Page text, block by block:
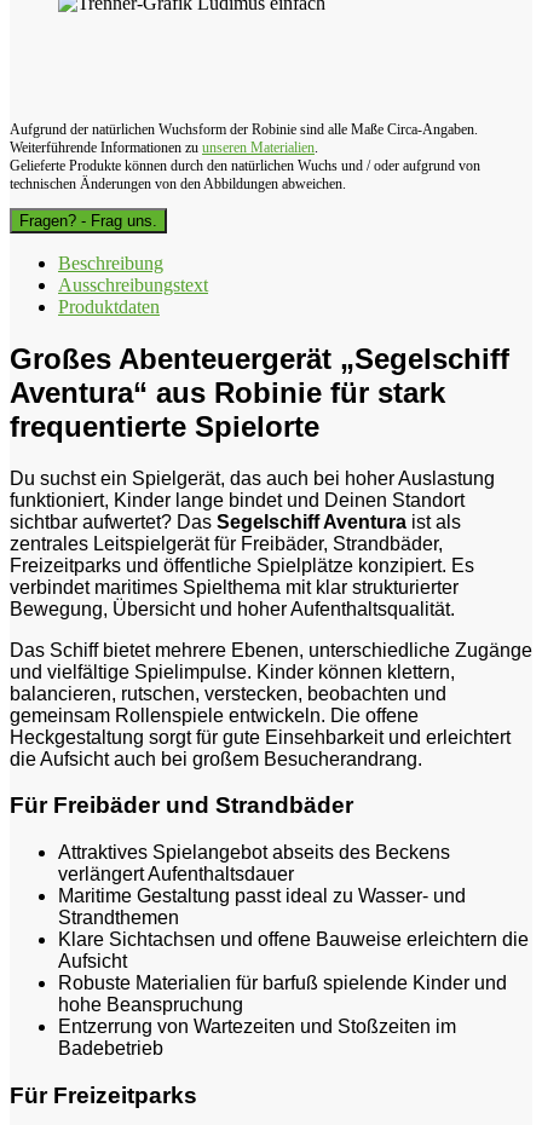
Aufgrund der natürlichen Wuchsform der Robinie sind alle Maße Circa-Angaben.
Weiterführende Informationen zu unseren Materialien.
Gelieferte Produkte können durch den natürlichen Wuchs und / oder aufgrund von
technischen Änderungen von den Abbildungen abweichen.
Fragen? - Frag uns.
Beschreibung
Ausschreibungstext
Produktdaten
Großes Abenteuergerät „Segelschiff
Aventura“ aus Robinie für stark
frequentierte Spielorte
Du suchst ein Spielgerät, das auch bei hoher Auslastung
funktioniert, Kinder lange bindet und Deinen Standort
sichtbar aufwertet? Das Segelschiff Aventura ist als
zentrales Leitspielgerät für Freibäder, Strandbäder,
Freizeitparks und öffentliche Spielplätze konzipiert. Es
verbindet maritimes Spielthema mit klar strukturierter
Bewegung, Übersicht und hoher Aufenthaltsqualität.
Das Schiff bietet mehrere Ebenen, unterschiedliche Zugänge
und vielfältige Spielimpulse. Kinder können klettern,
balancieren, rutschen, verstecken, beobachten und
gemeinsam Rollenspiele entwickeln. Die offene
Heckgestaltung sorgt für gute Einsehbarkeit und erleichtert
die Aufsicht auch bei großem Besucherandrang.
Für Freibäder und Strandbäder
Attraktives Spielangebot abseits des Beckens
verlängert Aufenthaltsdauer
Maritime Gestaltung passt ideal zu Wasser- und
Strandthemen
Klare Sichtachsen und offene Bauweise erleichtern die
Aufsicht
Robuste Materialien für barfuß spielende Kinder und
hohe Beanspruchung
Entzerrung von Wartezeiten und Stoßzeiten im
Badebetrieb
Für Freizeitparks